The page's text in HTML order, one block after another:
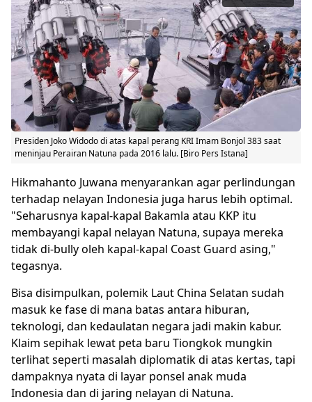
Presiden Joko Widodo di atas kapal perang KRI Imam Bonjol 383 saat
meninjau Perairan Natuna pada 2016 lalu. [Biro Pers Istana]
Hikmahanto Juwana menyarankan agar perlindungan
terhadap nelayan Indonesia juga harus lebih optimal.
"Seharusnya kapal-kapal Bakamla atau KKP itu
membayangi kapal nelayan Natuna, supaya mereka
tidak di-bully oleh kapal-kapal Coast Guard asing,"
tegasnya.
Bisa disimpulkan, polemik Laut China Selatan sudah
masuk ke fase di mana batas antara hiburan,
teknologi, dan kedaulatan negara jadi makin kabur.
Klaim sepihak lewat peta baru Tiongkok mungkin
terlihat seperti masalah diplomatik di atas kertas, tapi
dampaknya nyata di layar ponsel anak muda
Indonesia dan di jaring nelayan di Natuna.